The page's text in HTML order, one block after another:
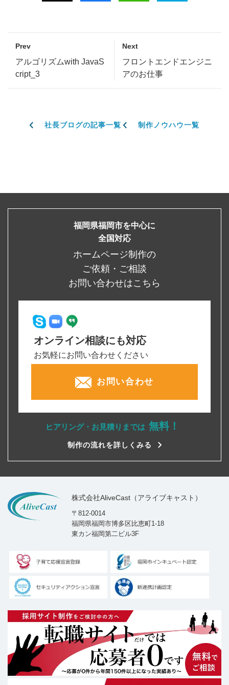
Prev
アルゴリズムwith JavaS
cript_3
Next
フロントエンドエンジニ
アのお仕事
社長ブログの記事一覧 制作ノウハウ一覧
福岡県福岡市を中心に
全国対応
ホームページ制作の
ご依頼・ご相談
お問い合わせはこちら
オンライン相談にも対応
お気軽にお問い合わせください
お問い合わせ
ヒアリング・お見積りまでは 無料！
制作の流れを詳しくみる
株式会社AliveCast（アライブキャスト）
〒812-0014
福岡県福岡市博多区比恵町1-18
東カン福岡第二ビル3F